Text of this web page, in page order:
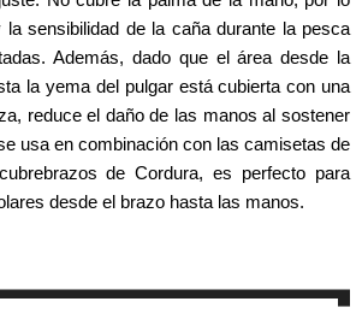
la sensibilidad de la caña durante la pesca
Además, dado que el área desde la
la yema del pulgar está cubierta con una
reduce el daño de las manos al sostener
usa en combinación con las camisetas de
de Cordura, es perfecto para
desde el brazo hasta las manos.